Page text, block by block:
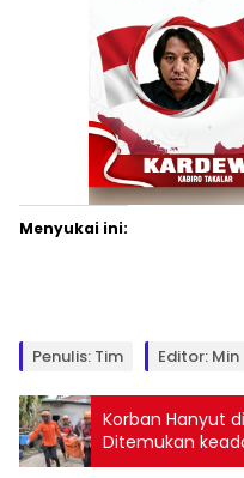
Menyukai ini:
Penulis: Tim Editor: Min
Korban Hanyut
Ditemukan
Pencarian